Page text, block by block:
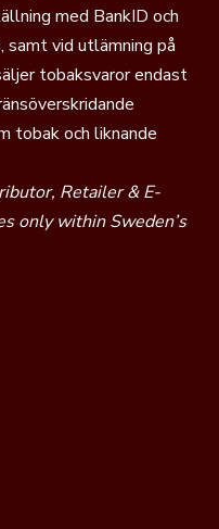
med BankID och
vid utlämning på
tobaksvaror endast
tobak och liknande
Retailer & E-
only within Sweden’s